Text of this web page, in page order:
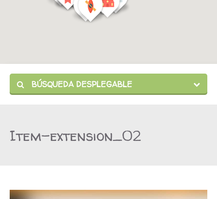
BÚSQUEDA DESPLEGABLE
Item-extension_02